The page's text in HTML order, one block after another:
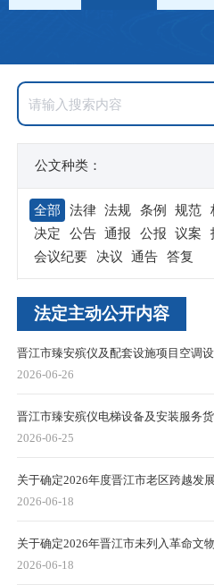
公文种类：
全部 法律 法规 条例 规范
决定
公告 通报 公报 议案
会议纪要
决议 通告 答复
法定主动公开内容
晋江市臻安殡仪及配套设施项目空调
2026-06-26
晋江市臻安殡仪电梯设备及安装服务
2026-06-25
关于确定2026年度晋江市老区跨越发
2026-06-18
关于确定2026年晋江市未列入革命文
2026-06-18